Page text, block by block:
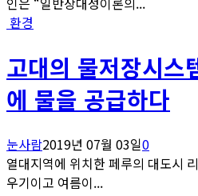
환경
고대의 물저장시스
에 물을 공급하다
눈사람2019년 07월 03일0
열대지역에 위치한 페루의 대도시
우기이고 여름이...